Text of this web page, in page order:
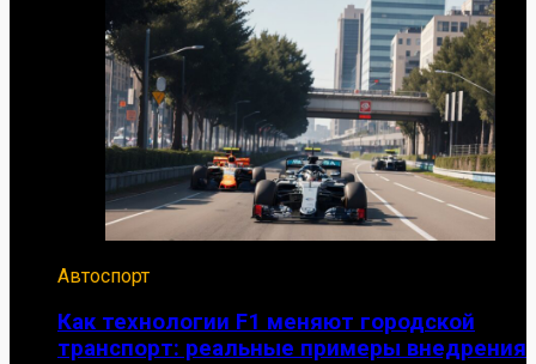
Автоспорт
Как технологии F1 меняют городской
транспорт: реальные примеры внедрения